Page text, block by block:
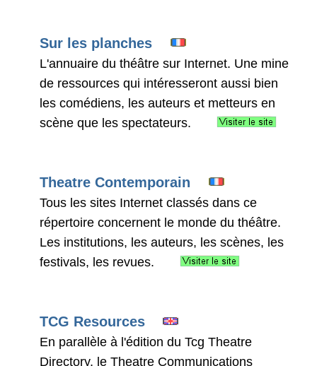
Sur les planches
L'annuaire du théâtre sur Internet. Une mine
de ressources qui intéresseront aussi bien
les comédiens, les auteurs et metteurs en
scène que les spectateurs.
Theatre Contemporain
Tous les sites Internet classés dans ce
répertoire concernent le monde du théâtre.
Les institutions, les auteurs, les scènes, les
festivals, les revues.
TCG Resources
En parallèle à l'édition du Tcg Theatre
Directory, le Theatre Communications